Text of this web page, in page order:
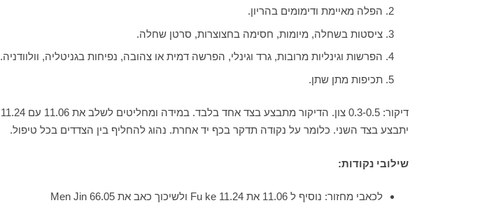
הפלה מאיימת ודימומים בהריון.
ציסטות בשחלה, מיומות, חסימה בחצוצרות, סרטן שחלה.
הפרשות וגינליות מרובות, גרד וגינלי, הפרשה דמית או צהובה, נפיחות בגניטליה, וולוודניה.
תכיפות מתן שתן.
יתבצע בצד השני. כלומר על נקודה תדקר בכף יד אחרת. נהוג להחליף בין הצדדים בכל טיפול.
שילובי נקודות:
לכאבי מחזור: נוסיף ל 11.06 את Fu ke 11.24 ולשיכוך כאב את 66.05 Men Jin